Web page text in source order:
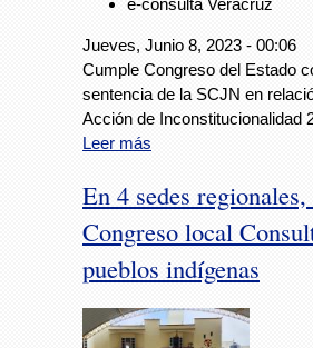
e-consulta Veracruz
Jueves, Junio 8, 2023 - 00:06
Cumple Congreso del Estado
sentencia de la SCJN en
Acción de Inconstitucionalidad
Leer más
En 4 sedes
Congreso local
pueblos indígenas